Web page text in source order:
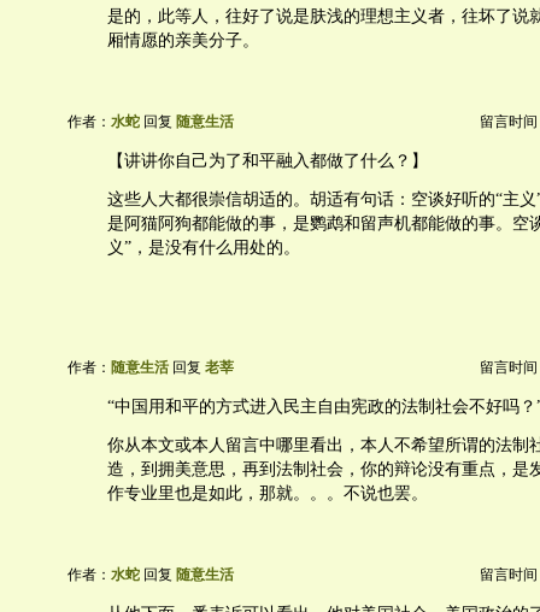
是的，此等人，往好了说是肤浅的理想主义者，往坏了说
厢情愿的亲美分子。
作者： 水蛇 回复 随意生活 留言时间
【讲讲你自己为了和平融入都做了什么？】
这些人大都很崇信胡适的。胡适有句话：空谈好听的“主
是阿猫阿狗都能做的事，是鹦鹉和留声机都能做的事。空
义”，是没有什么用处的。
作者： 随意生活 回复 老莘 留言时间
“中国用和平的方式进入民主自由宪政的法制社会不好吗？
你从本文或本人留言中哪里看出，本人不希望所谓的法制
造，到拥美意思，再到法制社会，你的辩论没有重点，是
作专业里也是如此，那就。。。不说也罢。
作者： 水蛇 回复 随意生活 留言时间